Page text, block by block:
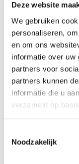
Deze website
We gebruiken
personaliseren,
en om ons
informatie over uw
partners voor
partners kunnen
informatie die u
verzameld op
Noodzakelijk
Flevoland. Indien u
perfect op de
juiste adres.
Wij nodigen u van
één van onze
kennismaken onder